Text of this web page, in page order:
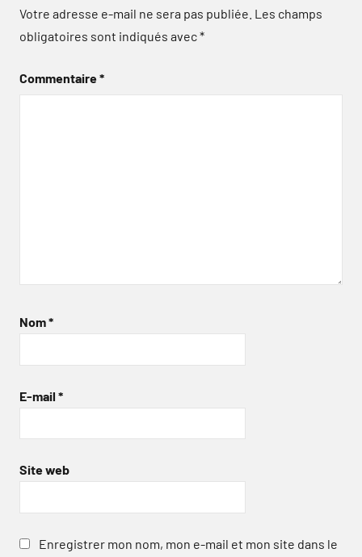
Votre adresse e-mail ne sera pas publiée. Les champs
obligatoires sont indiqués avec*
Commentaire*
Nom*
E-mail *
Site web
Enregistrer mon nom, mon e-mail et mon site dans le